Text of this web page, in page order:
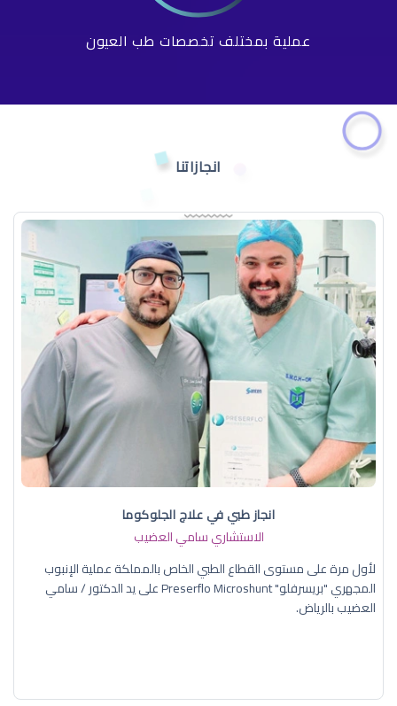
عملية بمختلف تخصصات طب العيون
انجازاتنا
انجاز طبي في علاج الجلوكوما
الاستشاري سامي العضيب
لأول مرة على مستوى القطاع الطبي الخاص بالمملكة عملية الإنبوب
المجهري "بريسرفلو" Preserflo Microshunt على يد الدكتور / سامي
العضيب بالرياض.